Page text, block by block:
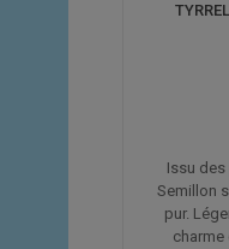
Issu des
Semillon
pur.
charme